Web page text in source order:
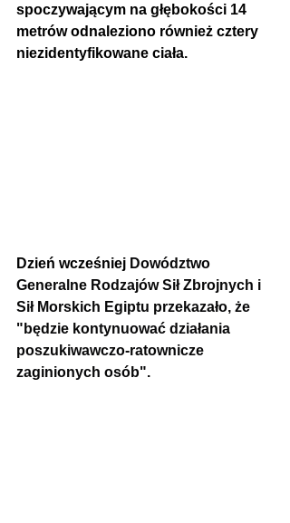
spoczywającym na głębokości 14
metrów odnaleziono również cztery
niezidentyfikowane ciała.
Dzień wcześniej Dowództwo
Generalne Rodzajów Sił Zbrojnych i
Sił Morskich Egiptu przekazało, że
"będzie kontynuować działania
poszukiwawczo-ratownicze
zaginionych osób".